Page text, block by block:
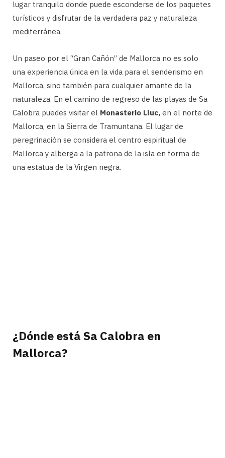
lugar tranquilo donde puede esconderse de los paquetes
turísticos y disfrutar de la verdadera paz y naturaleza
mediterránea.
Un paseo por el “Gran Cañón” de Mallorca no es solo
una experiencia única en la vida para el senderismo en
Mallorca, sino también para cualquier amante de la
naturaleza. En el camino de regreso de las playas de Sa
Calobra puedes visitar el Monasterio Lluc, en el norte de
Mallorca, en la Sierra de Tramuntana. El lugar de
peregrinación se considera el centro espiritual de
Mallorca y alberga a la patrona de la isla en forma de
una estatua de la Virgen negra.
¿Dónde está Sa Calobra en
Mallorca?